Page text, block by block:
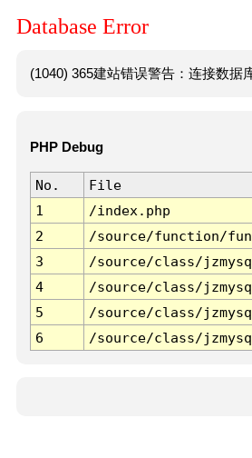
Database Error
(1040) 365建站错误警告：连接数据
PHP Debug
No. File
1
/index.php
2
/source/function/
3
/source/class/
4
/source/class/
5
/source/class/
6
/source/class/